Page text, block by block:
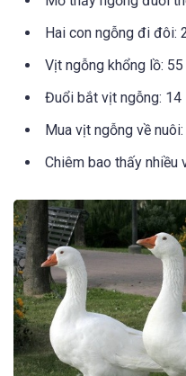
Hai con ngỗng đi đôi:
Vịt ngỗng khổng lồ:
Đuổi bắt vịt ngỗng: 14
Mua vịt ngỗng về
Chiêm bao thấy nhiều